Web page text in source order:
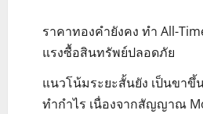
ราคาทองคำยังคง ทำ All-
แรงซื้อสินทรัพย์ปลอดภัย
แนวโน้มระยะสั้นยัง เป็นขาขึ้
ทำกำไร เนื่องจากสัญญาณ